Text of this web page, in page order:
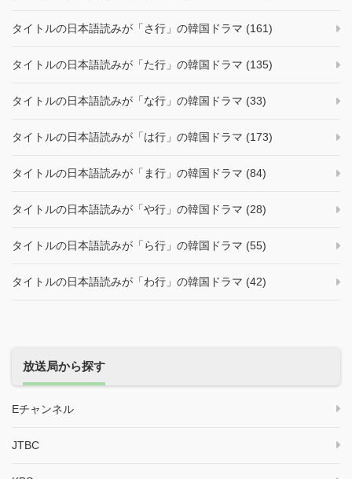
タイトルの日本語読みが「さ行」の韓国ドラマ (161)
タイトルの日本語読みが「た行」の韓国ドラマ (135)
タイトルの日本語読みが「な行」の韓国ドラマ (33)
タイトルの日本語読みが「は行」の韓国ドラマ (173)
タイトルの日本語読みが「ま行」の韓国ドラマ (84)
タイトルの日本語読みが「や行」の韓国ドラマ (28)
タイトルの日本語読みが「ら行」の韓国ドラマ (55)
タイトルの日本語読みが「わ行」の韓国ドラマ (42)
放送局から探す
Eチャンネル
JTBC